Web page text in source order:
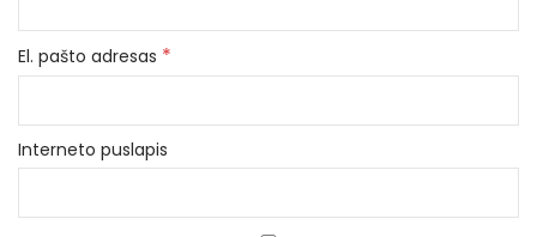
El. pašto adresas *
Interneto puslapis